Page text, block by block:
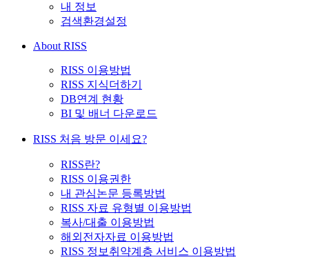
내 정보
검색환경설정
About RISS
RISS 이용방법
RISS 지식더하기
DB연계 현황
BI 및 배너 다운로드
RISS 처음 방문 이세요?
RISS란?
RISS 이용권한
내 관심논문 등록방법
RISS 자료 유형별 이용방법
복사/대출 이용방법
해외전자자료 이용방법
RISS 정보취약계층 서비스 이용방법